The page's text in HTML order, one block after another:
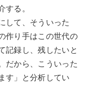
する。
して、そういった
作り手はこの世代の
記録し、残したいと
だから、こういった
す」と分析してい